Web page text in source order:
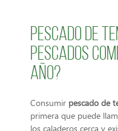
Pescado de
pescados
año?
Consumir pescado de
primera que puede
los caladeros cerca y